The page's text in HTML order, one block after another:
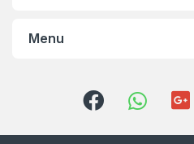
Menu